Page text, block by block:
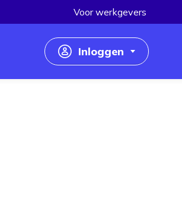
Voor werkgevers
Inloggen